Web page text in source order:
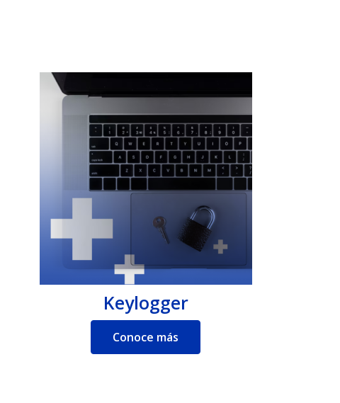
Keylogger
Conoce más